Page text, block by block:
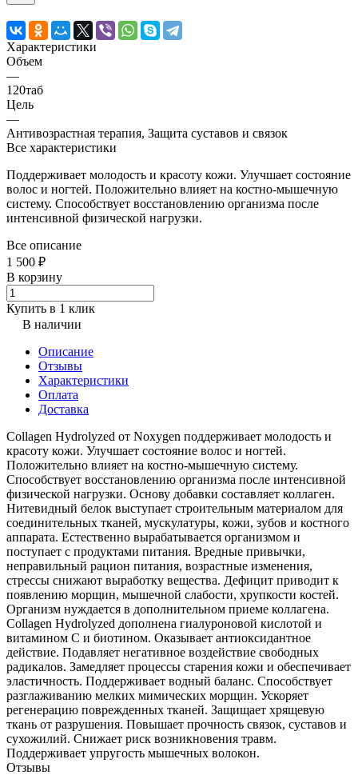
Характеристики
Объем
—
120таб
Цель
—
Антивозрастная терапия, Защита суставов и связок
Все характеристики
Поддерживает молодость и красоту кожи. Улучшает состояние
волос и ногтей. Положительно влияет на костно-мышечную
систему. Способствует восстановлению организма после
интенсивной физической нагрузки.
Все описание
1 500 ₽
В корзину
Купить в 1 клик
В наличии
Описание
Отзывы
Характеристики
Оплата
Доставка
Collagen Hydrolyzed от Noxygen поддерживает молодость и
красоту кожи. Улучшает состояние волос и ногтей.
Положительно влияет на костно-мышечную систему.
Способствует восстановлению организма после интенсивной
физической нагрузки. Основу добавки составляет коллаген.
Нитевидный белок выступает строительным материалом для
соединительных тканей, мускулатуры, кожи, зубов и костного
аппарата. Естественно вырабатывается организмом и
поступает с продуктами питания. Вредные привычки,
неправильный рацион питания, возрастные изменения,
стрессы снижают выработку вещества. Дефицит приводит к
появлению морщин, мышечной слабости, хрупкости костей.
Организм нуждается в дополнительном приеме коллагена.
Collagen Hydrolyzed дополнена гиалуроновой кислотой и
витамином С и биотином. Оказывает антиоксидантное
действие. Подавляет негативное воздействие свободных
радикалов. Замедляет процессы старения кожи и обеспечивает
эластичность. Поддерживает водный баланс. Способствует
разглаживанию мелких мимических морщин. Ускоряет
регенерацию поврежденных тканей. Защищает хрящевую
ткань от разрушения. Повышает прочность связок, суставов и
сухожилий. Снижает риск возникновения травм.
Поддерживает упругость мышечных волокон.
Отзывы